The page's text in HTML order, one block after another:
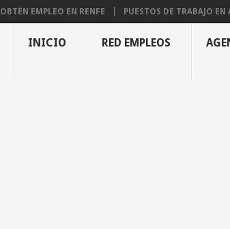
OBTÉN EMPLEO EN RENFE PUESTOS DE TRABAJO EN
INICIO RED EMPLEOS